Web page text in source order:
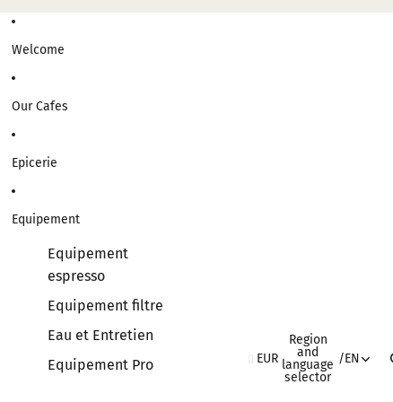
Welcome
Our Cafes
Epicerie
Equipement
Equipement
espresso
Equipement filtre
Eau et Entretien
Equipement Pro
EUR
Region
and
language
selector
/EN